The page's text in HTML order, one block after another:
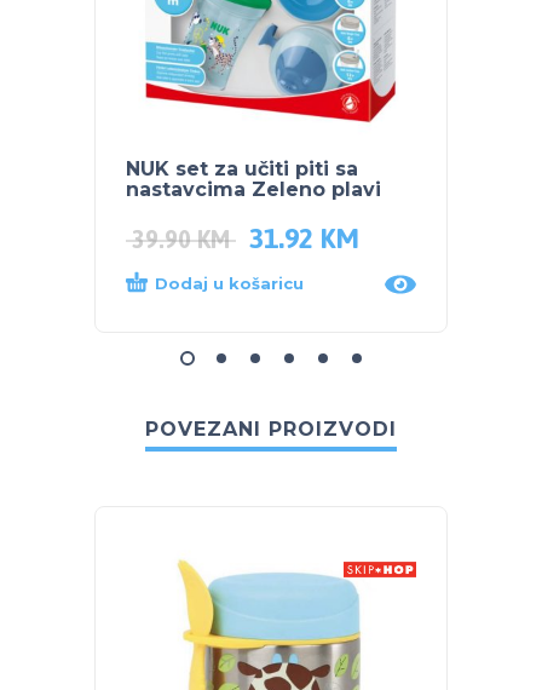
NUK set za učiti piti sa
nastavcima Zeleno plavi
39.90KM 31.92 KM
Dodaj u košaricu
POVEZANI PROIZVODI